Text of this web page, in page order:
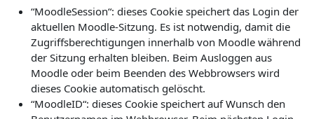
“MoodleSession“: dieses Cookie speichert das Login der
aktuellen Moodle-Sitzung. Es ist notwendig, damit die
Zugriffsberechtigungen innerhalb von Moodle während
der Sitzung erhalten bleiben. Beim Ausloggen aus
Moodle oder beim Beenden des Webbrowsers wird
dieses Cookie automatisch gelöscht.
“MoodleID“: dieses Cookie speichert auf Wunsch den